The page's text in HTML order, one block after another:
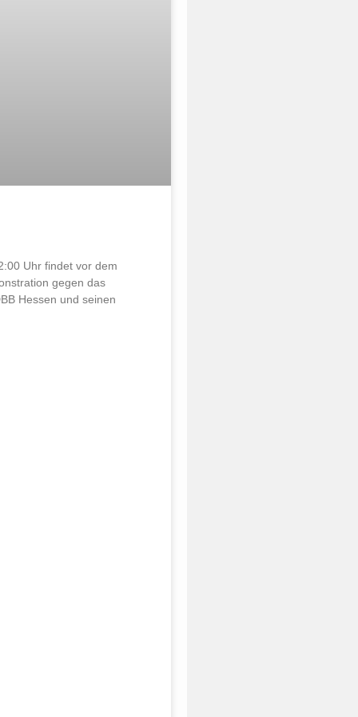
Uhr findet vor dem
gegen das
Hessen und seinen